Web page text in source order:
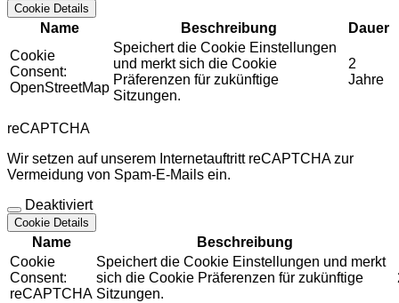
Cookie Details
Name Beschreibung
Dauer
Cookie
Consent:
OpenStreetMap
Speichert die Cookie Einstellungen
und merkt sich die Cookie
Präferenzen für zukünftige
Sitzungen.
2
Jahre
reCAPTCHA
Wir setzen auf unserem Internetauftritt reCAPTCHA zur
Vermeidung von Spam-E-Mails ein.
Deaktiviert
Cookie Details
Name
Beschreibung
Cookie
Consent:
reCAPTCHA
Speichert die Cookie Einstellungen und merkt
sich die Cookie Präferenzen für zukünftige
Sitzungen.